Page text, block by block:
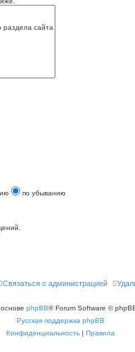
по убыванию
Связаться с администрацией
phpBB® Forum Software ©
Русская поддержка phpBB
Конфиденциальность | Правила